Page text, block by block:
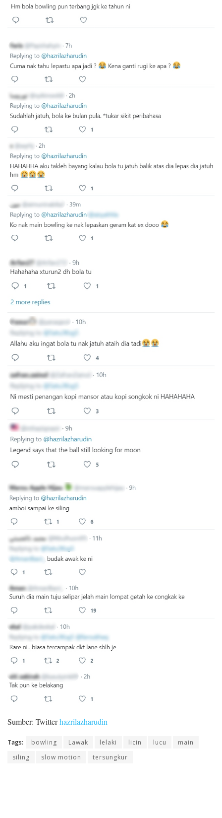
Sumber: Twitterhazrilazharudin
Tags: bowling Lawak lelaki licin lucu
main
siling
slow motion tersungkur